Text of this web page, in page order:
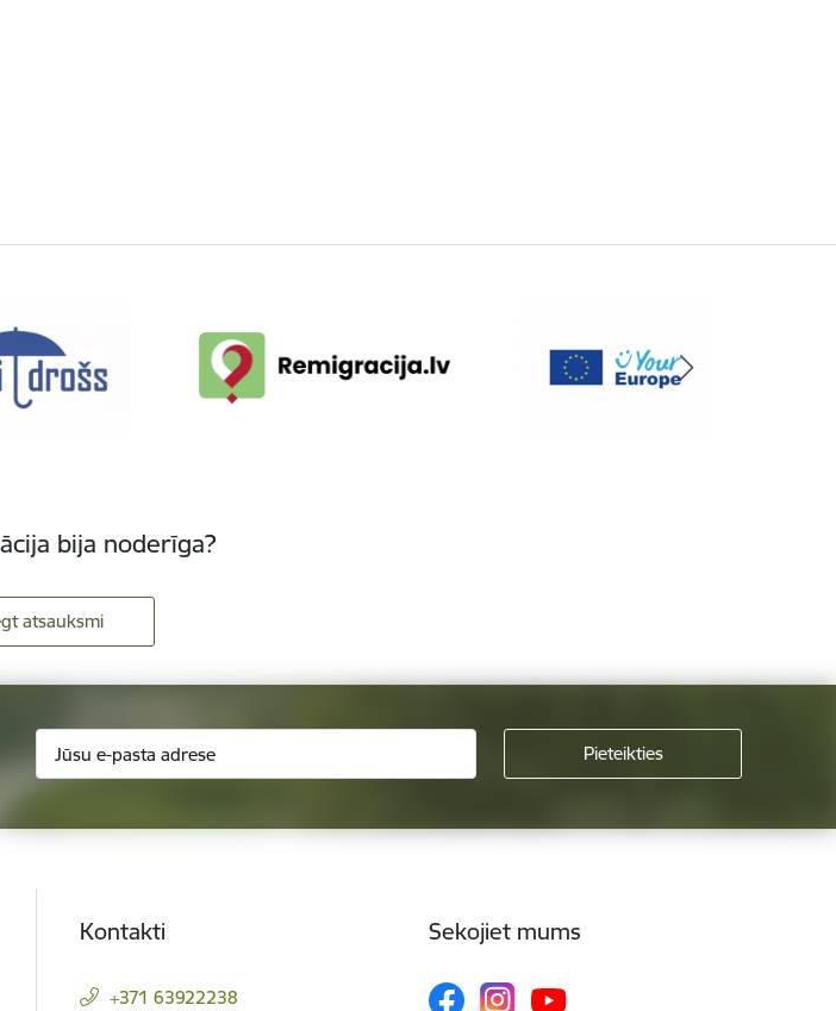
bija noderīga?
atsauksmi
Kontakti
+371 63922238
Sekojiet mums